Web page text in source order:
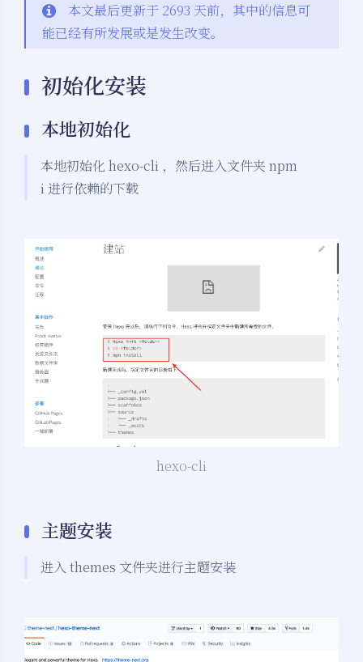
本文最后更新于 2693 天前，其中的信息可
能已经有所发展或是发生改变。
初始化安装
本地初始化
本地初始化 hexo-cli ，然后进入文件夹 npm
i 进行依赖的下载
hexo-cli
主题安装
进入 themes 文件夹进行主题安装